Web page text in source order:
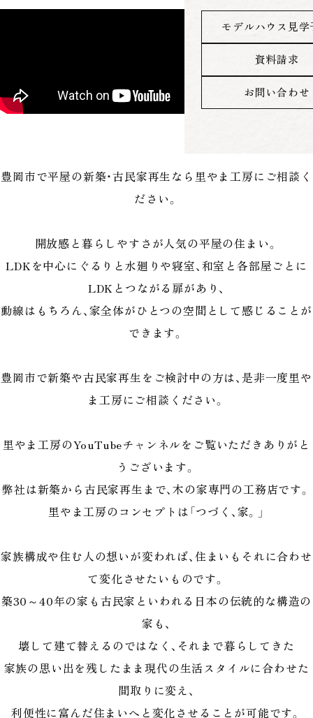
モデルハウス見学
資料請求
お問い合わせ
豊岡市で平屋の新築・古民家再生なら里やま工房にご相談く
ださい。
開放感と暮らしやすさが人気の平屋の住まい。
LDKを中心にぐるりと水廻りや寝室、和室と各部屋ごとに
LDKとつながる扉があり、
動線はもちろん、家全体がひとつの空間として感じることが
できます。
豊岡市で新築や古民家再生をご検討中の方は、是非一度里や
ま工房にご相談ください。
里やま工房のYouTubeチャンネルをご覧いただきありがと
うございます。
弊社は新築から古民家再生まで、木の家専門の工務店です。
里やま工房のコンセプトは「つづく、家。」
家族構成や住む人の想いが変われば、住まいもそれに合わせ
て変化させたいものです。
築30～40年の家も古民家といわれる日本の伝統的な構造の
家も、
壊して建て替えるのではなく、それまで暮らしてきた
家族の思い出を残したまま現代の生活スタイルに合わせた
間取りに変え、
利便性に富んだ住まいへと変化させることが可能です。